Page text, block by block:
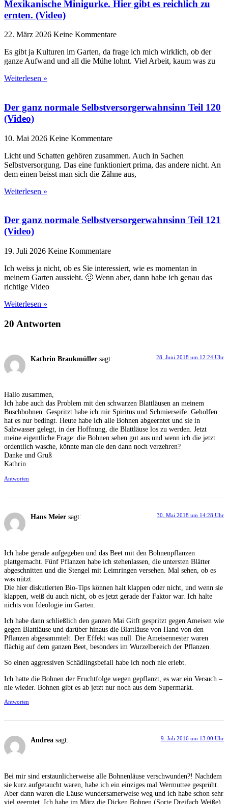
Mexikanische Minigurke. Hier gibt es reichlich zu
ernten. (Video)
22. März 2026 Keine Kommentare
Es gibt ja Kulturen im Garten, da frage ich mich wirklich, ob der
ganze Aufwand und all die Mühe lohnt. Viel Arbeit, kaum was zu
Weiterlesen »
Der ganz normale Selbstversorgerwahnsinn Teil 120
(Video)
10. Mai 2026 Keine Kommentare
Licht und Schatten gehören zusammen. Auch in Sachen
Selbstversorgung. Das eine funktioniert prima, das andere nicht. An
dem einen beisst man sich die Zähne aus,
Weiterlesen »
Der ganz normale Selbstversorgerwahnsinn Teil 121
(Video)
19. Juli 2026 Keine Kommentare
Ich weiss ja nicht, ob es Sie interessiert, wie es momentan in
meinem Garten aussieht. 🙂 Wenn aber, dann habe ich genau das
richtige Video
Weiterlesen »
20 Antworten
Kathrin Braukmüller sagt: 28. Juni 2018 um 12:24 Uhr
Hallo zusammen,
Ich habe auch das Problem mit den schwarzen Blattläusen an meinem
Buschbohnen. Gespritzt habe ich mir Spiritus und Schmierseife. Geholfen
hat es nur bedingt. Heute habe ich alle Bohnen abgeerntet und sie in
Salzwasser gelegt, in der Hoffnung, die Blattläuse los zu werden. Jetzt
meine eigentliche Frage: die Bohnen sehen gut aus und wenn ich die jetzt
ordentlich wasche, könnte man die den dann noch verzehren?
Danke und Gruß
Kathrin
Antworten
Hans Meier sagt: 30. Mai 2018 um 14:28 Uhr
Ich habe gerade aufgegeben und das Beet mit den Bohnenpflanzen
plattgemacht. Fünf Pflanzen habe ich stehenlassen, die untersten Blätter
abgeschnitten und die Stengel mit Leimringen versehen. Mal sehen, ob es
was nützt.
Die hier diskutierten Bio-Tips können halt klappen oder nicht, und wenn sie
klappen, weiß du auch nicht, ob es jetzt gerade der Faktor war. Ich halte
nichts von Ideologie im Garten.
Ich habe dann schließlich den ganzen Mai Gitft gespritzt gegen Ameisen wie
gegen Blattläuse und darüber hinaus die Blattläuse von Hand von den
Pflanzen abgesammtelt. Der Effekt was null. Die Ameisennester waren
flächig auf dem ganzen Beet, besonders im Wurzelbereich der Pflanzen.
So einen aggressiven Schädlingsbefall habe ich noch nie erlebt.
Ich hatte die Bohnen der Fruchtfolge wegen gepflanzt, es war ein Versuch –
nie wieder. Bohnen gibt es ab jetzt nur noch aus dem Supermarkt.
Antworten
Andrea sagt: 9. Juli 2016 um 13:00 Uhr
Bei mir sind erstaunlicherweise alle Bohnenläuse verschwunden?! Nachdem
sie kurz aufgetaucht waren, habe ich ein einziges mal Wermuttee gesprüht.
Aber dann waren die Läuse wundersamerweise weg und ich habe schon sehr
viel geerntet. Ich habe im März die Dicken Bohnen (Sorte Dreifach Weiße)